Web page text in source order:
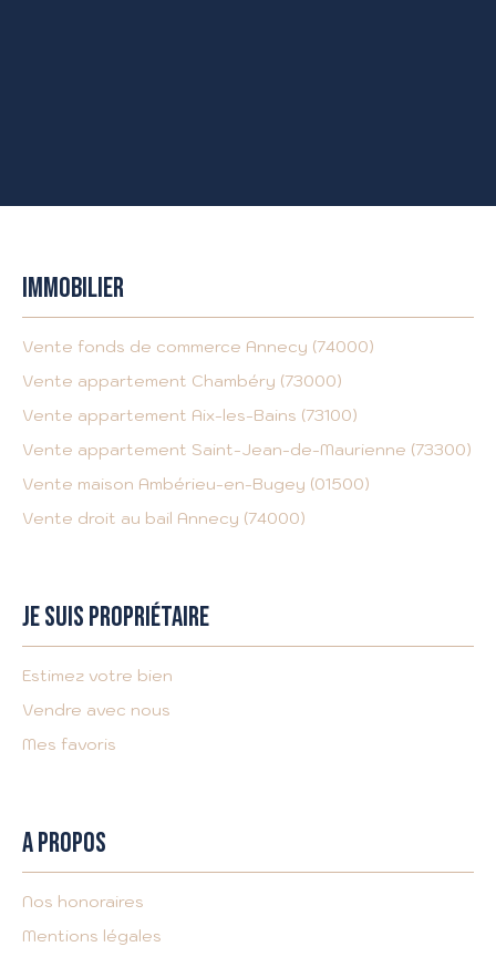
IMMOBILIER
Vente fonds de commerce Annecy (74000)
Vente appartement Chambéry (73000)
Vente appartement Aix-les-Bains (73100)
Vente appartement Saint-Jean-de-Maurienne (73300)
Vente maison Ambérieu-en-Bugey (01500)
Vente droit au bail Annecy (74000)
JE SUIS PROPRIÉTAIRE
Estimez votre bien
Vendre avec nous
Mes favoris
A PROPOS
Nos honoraires
Mentions légales